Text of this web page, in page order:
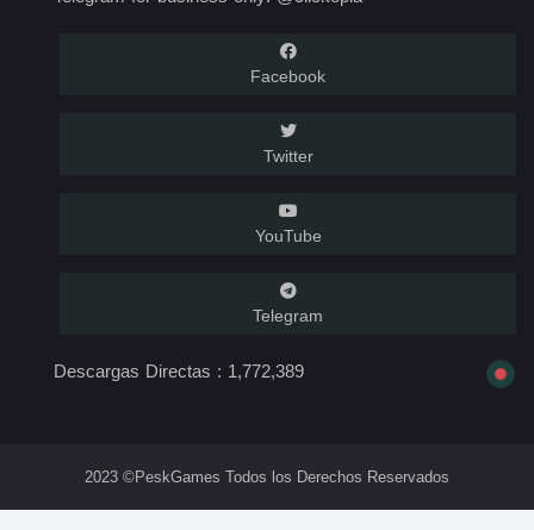
Facebook
Twitter
YouTube
Telegram
Descargas Directas : 1,772,389
2023 ©PeskGames Todos los Derechos Reservados